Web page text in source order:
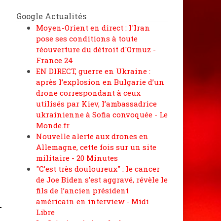
Google Actualités
Moyen-Orient en direct : l'Iran
pose ses conditions à toute
réouverture du détroit d'Ormuz -
France 24
EN DIRECT, guerre en Ukraine :
après l’explosion en Bulgarie d’un
drone correspondant à ceux
utilisés par Kiev, l’ambassadrice
ukrainienne à Sofia convoquée - Le
Monde.fr
Nouvelle alerte aux drones en
Allemagne, cette fois sur un site
militaire - 20 Minutes
"C’est très douloureux" : le cancer
de Joe Biden s’est aggravé, révèle le
fils de l’ancien président
américain en interview - Midi
Libre